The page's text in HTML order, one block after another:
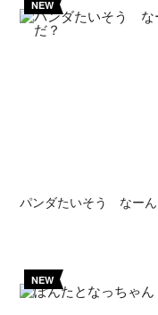
NEW
パンダたいそう なーん
NEW